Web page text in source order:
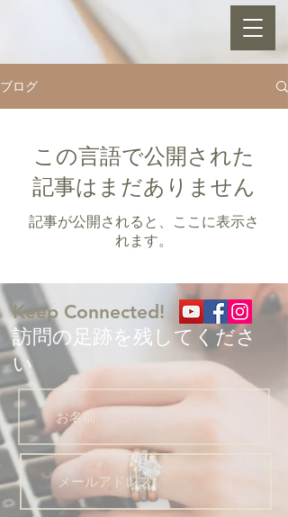
ブログ
この言語で公開された
記事はまだありません
記事が公開されると、ここに表示さ
れます。
Keep Connected!
​訪問の足跡を残してくださ
い